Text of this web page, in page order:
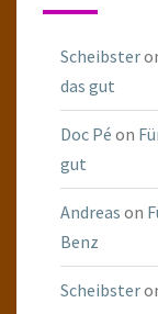
Scheibster
das gut
Doc Pé on
gut
Andreas on
Benz
Scheibster